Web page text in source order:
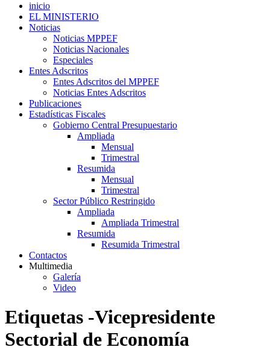
inicio
EL MINISTERIO
Noticias
Noticias MPPEF
Noticias Nacionales
Especiales
Entes Adscritos
Entes Adscritos del MPPEF
Noticias Entes Adscritos
Publicaciones
Estadísticas Fiscales
Gobierno Central Presupuestario
Ampliada
Mensual
Trimestral
Resumida
Mensual
Trimestral
Sector Público Restringido
Ampliada
Ampliada Trimestral
Resumida
Resumida Trimestral
Contactos
Multimedia
Galería
Video
Etiquetas -Vicepresidente
Sectorial de Economía